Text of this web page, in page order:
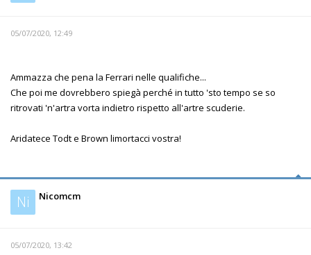
05/07/2020, 12:49
Ammazza che pena la Ferrari nelle qualifiche...
Che poi me dovrebbero spiegà perché in tutto 'sto tempo se so
ritrovati 'n'artra vorta indietro rispetto all'artre scuderie.
Aridatece Todt e Brown limortacci vostra!
Ni Nicomcm
05/07/2020, 13:42